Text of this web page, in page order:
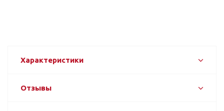
Характеристики
Отзывы